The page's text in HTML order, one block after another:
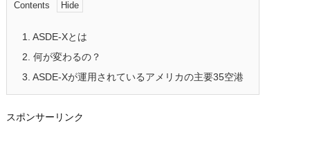
Contents
1.
ASDE-Xとは
2. 何が変わるの？
3. ASDE-Xが運用されているアメリカの主要35空港
スポンサーリンク